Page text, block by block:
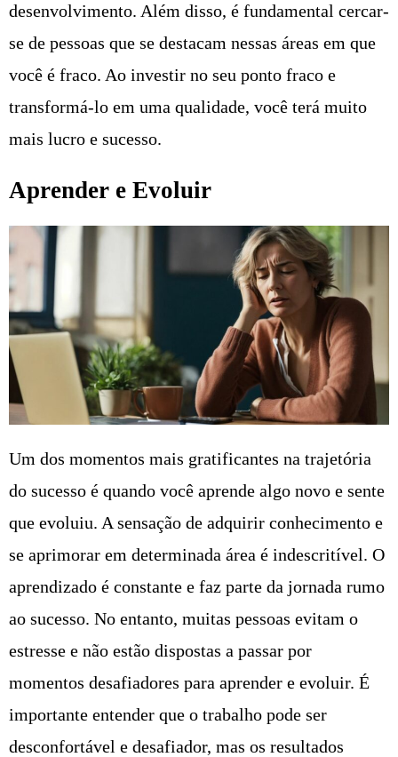
desenvolvimento. Além disso, é fundamental cercar-
se de pessoas que se destacam nessas áreas em que
você é fraco. Ao investir no seu ponto fraco e
transformá-lo em uma qualidade, você terá muito
mais lucro e sucesso.
Aprender e Evoluir
Um dos momentos mais gratificantes na trajetória
do sucesso é quando você aprende algo novo e sente
que evoluiu. A sensação de adquirir conhecimento e
se aprimorar em determinada área é indescritível. O
aprendizado é constante e faz parte da jornada rumo
ao sucesso. No entanto, muitas pessoas evitam o
estresse e não estão dispostas a passar por
momentos desafiadores para aprender e evoluir. É
importante entender que o trabalho pode ser
desconfortável e desafiador, mas os resultados